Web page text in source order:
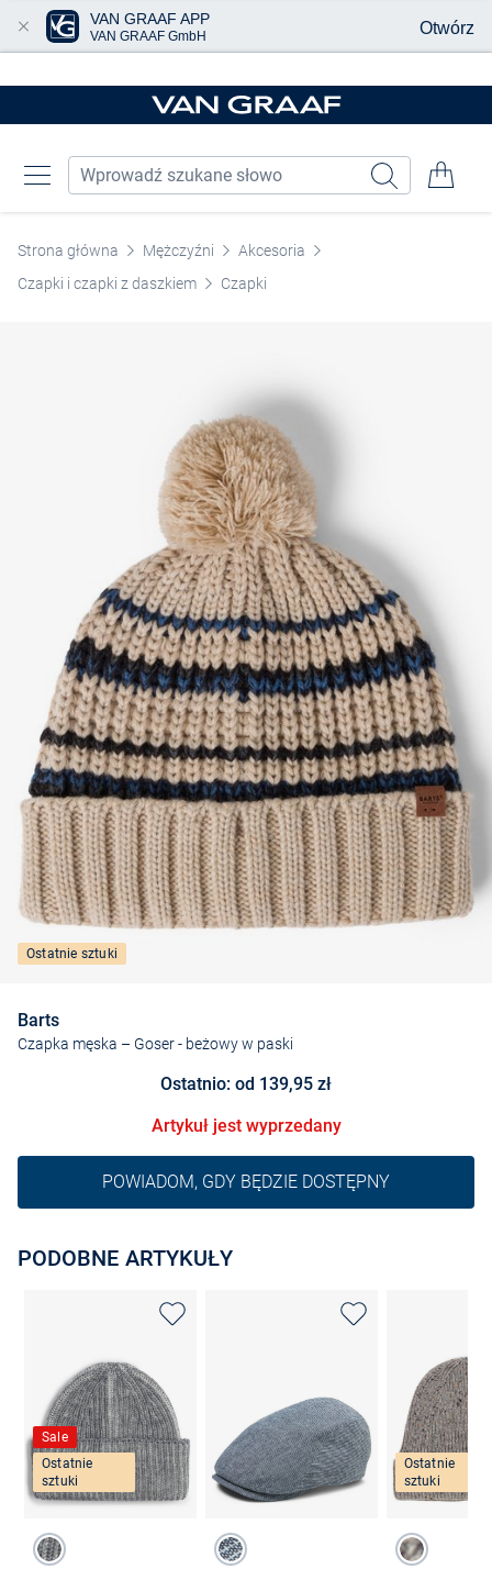
Strona główna Mężczyźni
Akcesoria
Czapki i czapki z daszkiem
Czapki
Ostatnie sztuki
Barts
Czapka męska – Goser- beżowy w paski
Ostatnio: od 139,95 zł
Artykuł jest wyprzedany
POWIADOM, GDY BĘDZIE DOSTĘPNY
PODOBNE ARTYKUŁY
Sale
Ostatnie
sztuki
Ostatnie
sztuki
VAN GRAAF APP
VAN GRAAF GmbH Otwórz